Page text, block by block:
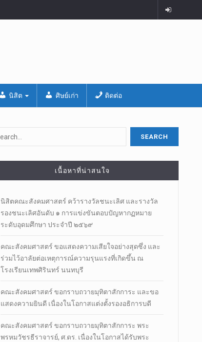
นิสิต ศิษย์เก่า ติดต่อ
เนื้อหาที่น่าสนใจ
นิสิตคณะสังคมศาสตร์​ คว้ารางวัลชนะเลิศ และรางวัล
รองชนะเลิศอันดับ ๑ การแข่งขันตอบปัญหากฏหมาย
ระดับอุดมศึกษา ประจำปี ๒๕๖๙
คณะสังคมศาสตร์ ขอแสดงความเสียใจอย่างสุดซึ่ง และ
ร่วมไว้อาลัยต่อเหตุการณ์ความรุนแรงที่เกิดขึ้น ณ
โรงเรียนเทพศิรินทร์ นนทบุรี
คณะสังคมศาสตร์ ขอกราบถวายมุทิตาสักการะ และขอ
แสดงความยินดี เนื่องในโอกาสแต่งตั้งรองอธิการบดี
คณะสังคมศาสตร์ ขอกราบถวายมุทิตาสักการะ พระ
พรหมวัชรธีราจารย์, ศ.ดร. เนื่องในโอกาสได้รับพระ